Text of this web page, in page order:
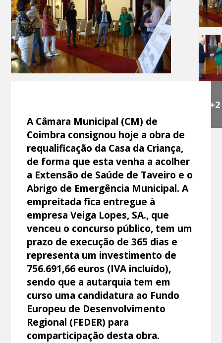
+2
A Câmara Municipal (CM) de
Coimbra consignou hoje a obra de
requalificação da Casa da Criança,
de forma que esta venha a acolher
a Extensão de Saúde de Taveiro e o
Abrigo de Emergência Municipal. A
empreitada fica entregue à
empresa Veiga Lopes, SA., que
venceu o concurso público, tem um
prazo de execução de 365 dias e
representa um investimento de
756.691,66 euros (IVA incluído),
sendo que a autarquia tem em
curso uma candidatura ao Fundo
Europeu de Desenvolvimento
Regional (FEDER) para
comparticipação desta obra.